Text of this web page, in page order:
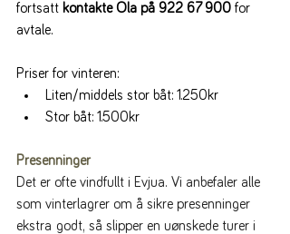
fortsatt kontakte Ola på 922 67 900 for
avtale.
Priser for vinteren:
Liten/middels stor båt: 1.250kr
Stor båt: 1.500kr
Presenninger
Det er ofte vindfullt i Evjua. Vi anbefaler alle
som vinterlagrer om å sikre presenninger
ekstra godt, så slipper en uønskede turer i